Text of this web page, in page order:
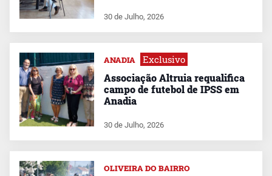
30 de Julho, 2026
ANADIA Exclusivo
Associação Altruia requalifica
campo de futebol de IPSS em
Anadia
30 de Julho, 2026
OLIVEIRA DO BAIRRO